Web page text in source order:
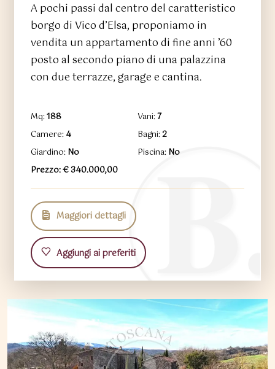
A pochi passi dal centro del caratteristico
borgo di Vico d’Elsa, proponiamo in
vendita un appartamento di fine anni ’60
posto al secondo piano di una palazzina
con due terrazze, garage e cantina.
Mq:188 Vani:7
Camere:4 Bagni:2
Giardino:No Piscina:No
Prezzo: € 340.000,00
Maggiori dettagli
Aggiungi ai preferiti